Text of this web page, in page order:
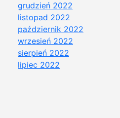
grudzień 2022
listopad 2022
październik 2022
wrzesień 2022
sierpień 2022
lipiec 2022